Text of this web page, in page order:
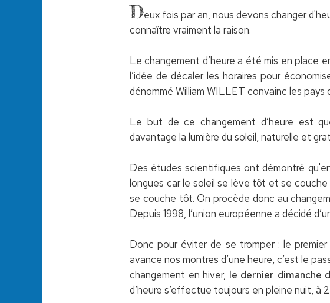
Deux fois par an, nous devons changer
connaître vraiment la raison.
Le changement d’heure a été mis en place
l’idée de décaler les horaires pour
dénommé William WILLET convainc les
Le but de ce changement d’heure est
davantage la lumière du soleil, naturelle et
Des études scientifiques ont démontré
longues car le soleil se lève tôt et se
se couche tôt. On procède donc au
Depuis 1998, l’union européenne a décidé
Donc pour éviter de se tromper : le premier
avance nos montres d’une heure, c’est le
changement en hiver, le dernier dimanche
d’heure s’effectue toujours en pleine nuit, à